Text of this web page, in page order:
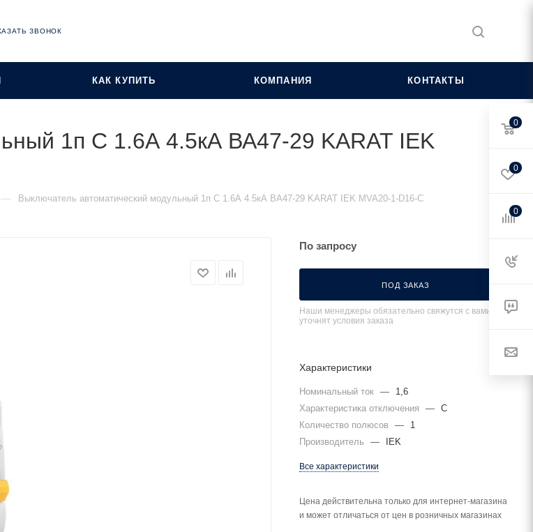
ЗВОНОК
КАК КУПИТЬ КОМПАНИЯ КОНТАКТЫ
1п C 1.6А 4.5кА ВА47-29 KARAT IEK
— Выключатель автоматический модульный 1п C 1.6А 4.5кА ВА47-29 KARAT IEK MVA20-1-D16-C
По запросу
ПОД ЗАКАЗ
Наши менеджеры обязательно свяжутся с вами и
уточнят условия заказа
Характеристики
Номинальный ток —
1,6
Характеристика отключения
— C
Количество полюсов
—
1
Производитель
— IEK
Все характеристики
Цена действительна только для интернет-магазина
и может отличаться от цен в розничных магазинах
0
0
0